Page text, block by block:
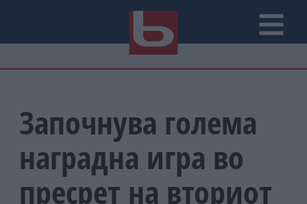
Започнува голема
наградна игра во
пресрет на вториот